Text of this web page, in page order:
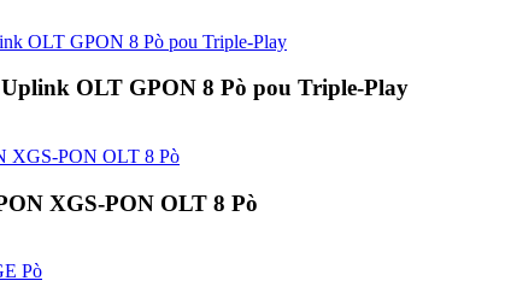
OLT GPON 8 Pò pou Triple-Play
XGS-PON OLT 8 Pò